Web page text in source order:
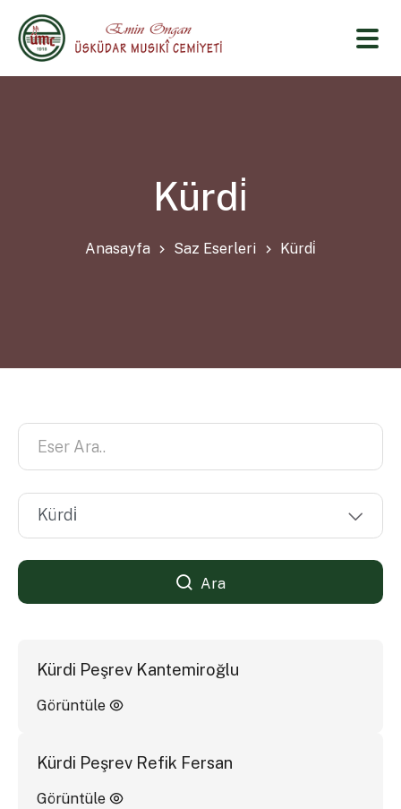
Kürdi̇
Anasayfa Saz Eserleri Kürdi̇
Ara
Kürdi Peşrev Kantemiroğlu
Görüntüle
Kürdi Peşrev Refik Fersan
Görüntüle